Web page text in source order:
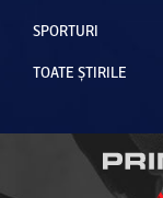
SPORTURI
TOATE ȘTIRILE